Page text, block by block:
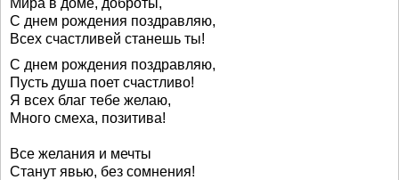
Мира в доме, доброты,
С днем рождения поздравляю,
Всех счастливей станешь ты!
С днем рождения поздравляю,
Пусть душа поет счастливо!
Я всех благ тебе желаю,
Много смеха, позитива!
Все желания и мечты
Станут явью, без сомнения!